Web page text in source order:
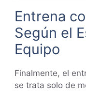
Entrena
Según el
Equipo
Finalmente, el
se trata solo de